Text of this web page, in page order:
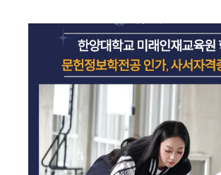
업무협약
뉴스언론.jpg